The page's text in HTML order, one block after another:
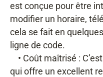
est conçue pour être
modifier un horaire,
cela se fait en
ligne de code.
• Coût maîtrisé :
qui offre un excellent